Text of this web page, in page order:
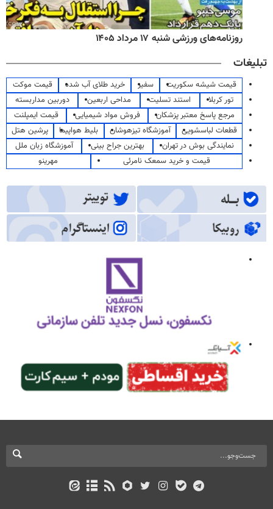
روزنامه‌های ورزشی شنبه ۱۷ مرداد ۱۴۰۵
تبلیغات
قیمت شیشه سکوریت سفیر خرید طلای آب شده
قیمت موکت
تور کربلا
استند تسلیت مداحی اربعین
دوربین مداربسته
مرجع پاسخ معتبر پزشکان
فروش مواد شیمیایی
قیمت ایمپلنت
قطعات لباسشویی
آموزشگاه تیزهوشان بلیط هواپیما
پرشین هتل
نمایندگی بوش در تهران
بهترین جراح بینی
آموزشگاه زبان ملل
قیمت و خرید سمعک نامرئی
مهرینو